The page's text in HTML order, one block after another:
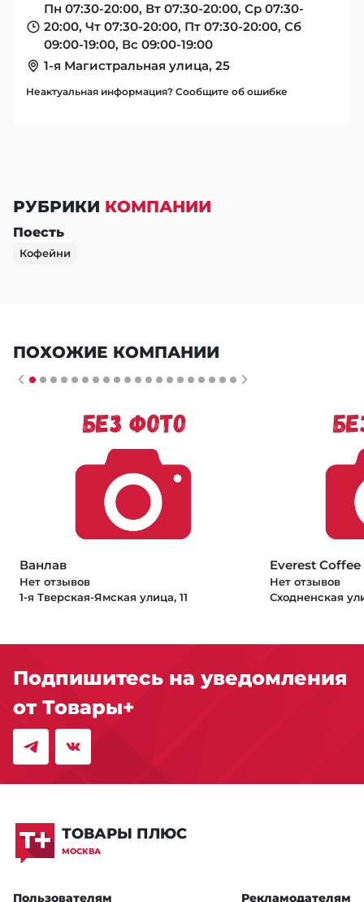
Пн 07:30-20:00, Вт 07:30-20:00, Ср 07:30-
20:00, Чт 07:30-20:00, Пт 07:30-20:00, Сб
09:00-19:00, Вс 09:00-19:00
1-я Магистральная улица, 25
Неактуальная информация? Сообщите об ошибке
РУБРИКИ КОМПАНИИ
Поесть
Кофейни
ПОХОЖИЕ КОМПАНИИ
Ванлав
Нет отзывов
1-я Тверская-Ямская улица, 11
Everest Сoffee
Нет отзывов
Сходненская
Подпишитесь на уведомления
от Товары+
ТОВАРЫ ПЛЮС
МОСКВА
Пользователям Рекламодателям